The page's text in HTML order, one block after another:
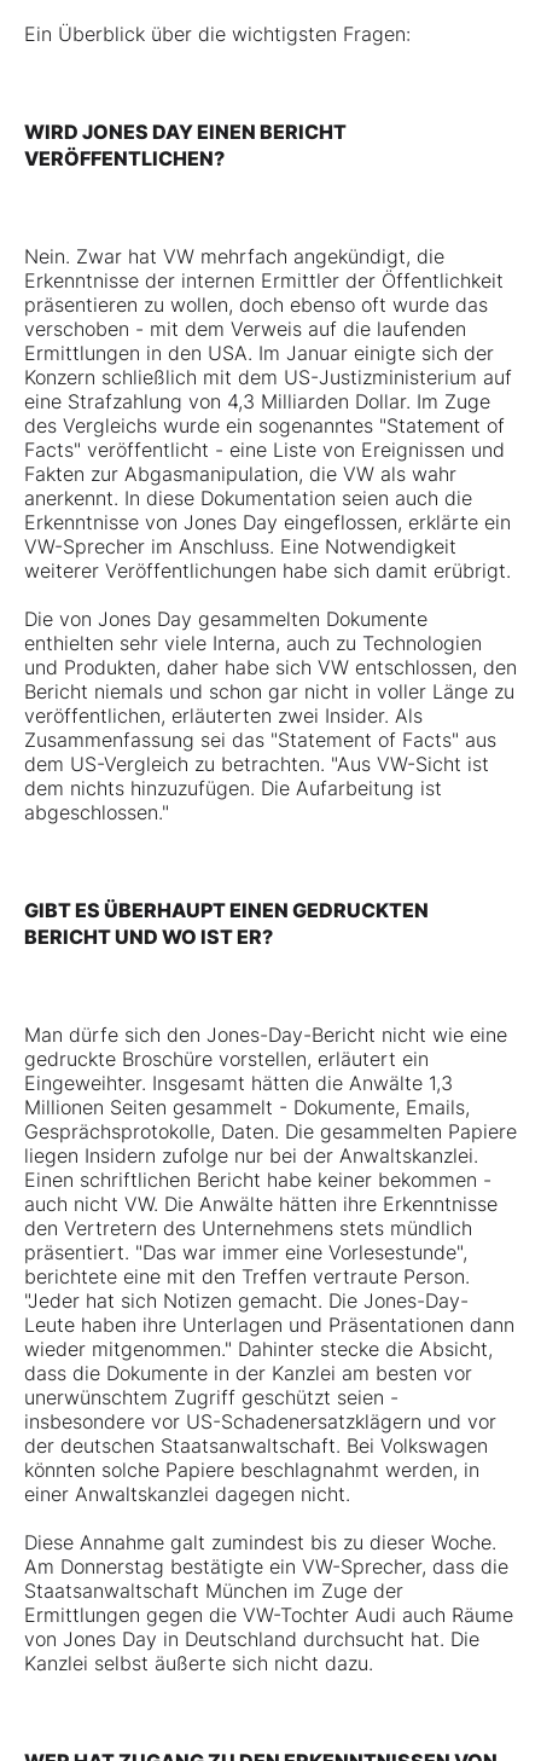
Ein Überblick über die wichtigsten Fragen:
WIRD JONES DAY EINEN BERICHT
VERÖFFENTLICHEN?
Nein. Zwar hat VW mehrfach angekündigt, die
Erkenntnisse der internen Ermittler der Öffentlichkeit
präsentieren zu wollen, doch ebenso oft wurde das
verschoben - mit dem Verweis auf die laufenden
Ermittlungen in den USA. Im Januar einigte sich der
Konzern schließlich mit dem US-Justizministerium auf
eine Strafzahlung von 4,3 Milliarden Dollar. Im Zuge
des Vergleichs wurde ein sogenanntes "Statement of
Facts" veröffentlicht - eine Liste von Ereignissen und
Fakten zur Abgasmanipulation, die VW als wahr
anerkennt. In diese Dokumentation seien auch die
Erkenntnisse von Jones Day eingeflossen, erklärte ein
VW-Sprecher im Anschluss. Eine Notwendigkeit
weiterer Veröffentlichungen habe sich damit erübrigt.
Die von Jones Day gesammelten Dokumente
enthielten sehr viele Interna, auch zu Technologien
und Produkten, daher habe sich VW entschlossen, den
Bericht niemals und schon gar nicht in voller Länge zu
veröffentlichen, erläuterten zwei Insider. Als
Zusammenfassung sei das "Statement of Facts" aus
dem US-Vergleich zu betrachten. "Aus VW-Sicht ist
dem nichts hinzuzufügen. Die Aufarbeitung ist
abgeschlossen."
GIBT ES ÜBERHAUPT EINEN GEDRUCKTEN
BERICHT UND WO IST ER?
Man dürfe sich den Jones-Day-Bericht nicht wie eine
gedruckte Broschüre vorstellen, erläutert ein
Eingeweihter. Insgesamt hätten die Anwälte 1,3
Millionen Seiten gesammelt - Dokumente, Emails,
Gesprächsprotokolle, Daten. Die gesammelten Papiere
liegen Insidern zufolge nur bei der Anwaltskanzlei.
Einen schriftlichen Bericht habe keiner bekommen -
auch nicht VW. Die Anwälte hätten ihre Erkenntnisse
den Vertretern des Unternehmens stets mündlich
präsentiert. "Das war immer eine Vorlesestunde",
berichtete eine mit den Treffen vertraute Person.
"Jeder hat sich Notizen gemacht. Die Jones-Day-
Leute haben ihre Unterlagen und Präsentationen dann
wieder mitgenommen." Dahinter stecke die Absicht,
dass die Dokumente in der Kanzlei am besten vor
unerwünschtem Zugriff geschützt seien -
insbesondere vor US-Schadenersatzklägern und vor
der deutschen Staatsanwaltschaft. Bei Volkswagen
könnten solche Papiere beschlagnahmt werden, in
einer Anwaltskanzlei dagegen nicht.
Diese Annahme galt zumindest bis zu dieser Woche.
Am Donnerstag bestätigte ein VW-Sprecher, dass die
Staatsanwaltschaft München im Zuge der
Ermittlungen gegen die VW-Tochter Audi auch Räume
von Jones Day in Deutschland durchsucht hat. Die
Kanzlei selbst äußerte sich nicht dazu.